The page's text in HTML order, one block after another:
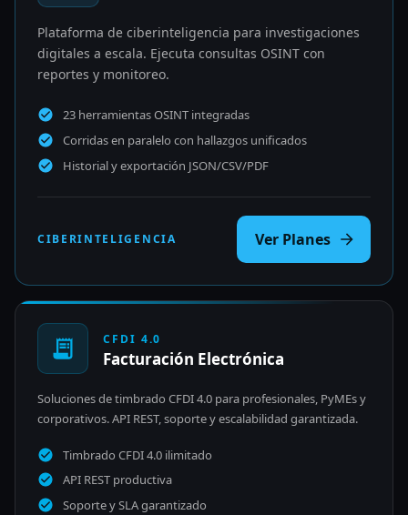
Plataforma de ciberinteligencia para investigaciones
digitales a escala. Ejecuta consultas OSINT con
reportes y monitoreo.
23 herramientas OSINT integradas
Corridas en paralelo con hallazgos unificados
Historial y exportación JSON/CSV/PDF
CIBERINTELIGENCIA Ver Planes
CFDI 4.0
Facturación Electrónica
Soluciones de timbrado CFDI 4.0 para profesionales, PyMEs y
corporativos. API REST, soporte y escalabilidad garantizada.
Timbrado CFDI 4.0 ilimitado
API REST productiva
Soporte y SLA garantizado